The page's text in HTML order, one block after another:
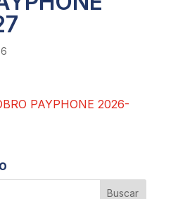
PAYPHONE 2026-